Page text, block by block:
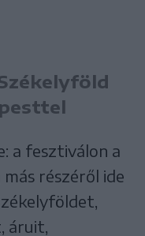
a fesztiválon a
részéről ide
áruit,